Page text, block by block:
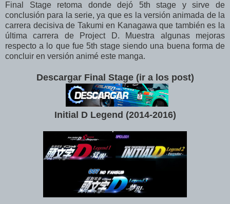
Final Stage retoma donde dejó 5th stage y sirve de
conclusión para la serie, ya que es la versión animada de la
carrera decisiva de Takumi en Kanagawa que también es la
última carrera de Project D. Muestra algunas mejoras
respecto a lo que fue 5th stage siendo una buena forma de
concluir en versión animé este manga.
Descargar Final Stage (ir a los post)
Initial D Legend (2014-2016)